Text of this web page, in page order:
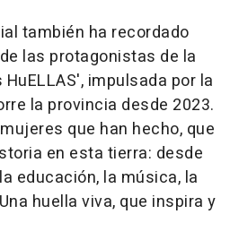
también ha recordado
las protagonistas de la
impulsada por la
la provincia desde 2023.
que han hecho, que
en esta tierra: desde
educación, la música, la
huella viva, que inspira y